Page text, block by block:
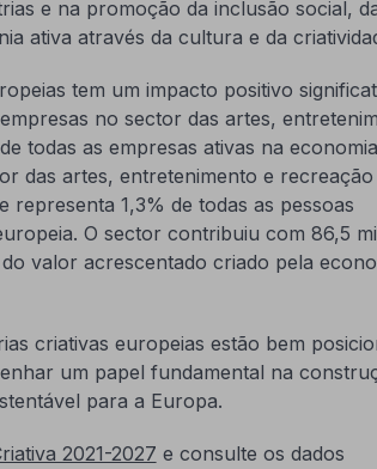
e na promoção da inclusão social,
ativa através da cultura e da
tem um impacto positivo
no sector das artes,
todas as empresas ativas na economia
das artes, entretenimento e recreação
representa 1,3% de todas as pessoas
O sector contribuiu com 86,5
valor acrescentado criado pela
criativas europeias estão bem
um papel fundamental na
para a Europa.
2021-2027 e consulte os dados